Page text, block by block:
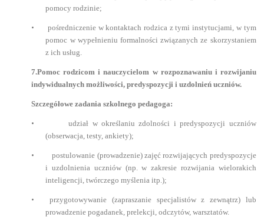
pomocy rodzinie;
•
pośredniczenie w kontaktach rodzica z tymi instytucjami, w tym
pomoc w wypełnieniu formalności związanych ze skorzystaniem
z ich usług.
7.Pomoc rodzicom i nauczycielom w rozpoznawaniu i rozwijaniu
indywidualnych możliwości, predyspozycji i uzdolnień uczniów.
Szczegółowe zadania szkolnego pedagoga:
•udział w określaniu zdolności i predyspozycji uczniów
(obserwacja, testy, ankiety);
•postulowanie (prowadzenie) zajęć rozwijających predyspozycje
i uzdolnienia uczniów (np. w zakresie rozwijania wielorakich
inteligencji, twórczego myślenia itp.);
•przygotowywanie (zapraszanie specjalistów z zewnątrz) lub
prowadzenie pogadanek, prelekcji, odczytów, warsztatów.